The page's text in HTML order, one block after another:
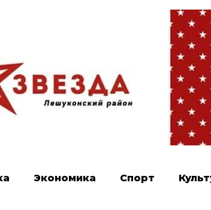
Экономика Спорт